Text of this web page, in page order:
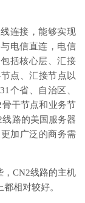
连接，能够实现
电信直连，电信
括核心层、汇接
点、汇接节点以
个省、自治区、
干节点和业务节
线路的美国服务器
加广泛的商务需
，CN2线路的主机
相对较好。